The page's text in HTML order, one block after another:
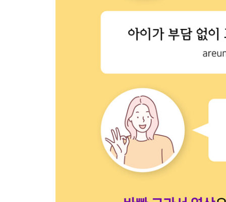
57 생활 속 연산 - 평균
+ 다섯째 마당 통과 문제